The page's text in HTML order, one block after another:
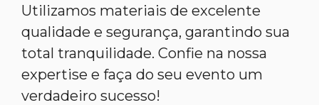
Utilizamos materiais de excelente
qualidade e segurança, garantindo sua
total tranquilidade. Confie na nossa
expertise e faça do seu evento um
verdadeiro sucesso!